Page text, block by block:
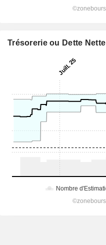
Trésorerie ou Dette Nette